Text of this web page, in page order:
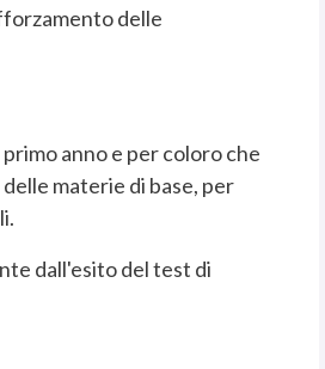
delle
anno e per coloro che
materie di base, per
dall'esito del test di